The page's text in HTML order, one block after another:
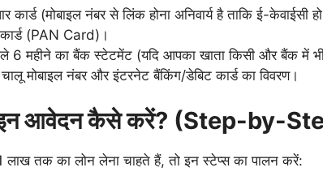
कार्ड (मोबाइल नंबर से लिंक होना अनिवार्य है ताकि ई-केवाईसी
(PAN Card)।
6 महीने का बैंक स्टेटमेंट (यदि आपका खाता किसी और बैंक में
मोबाइल नंबर और इंटरनेट बैंकिंग/डेबिट कार्ड का विवरण।
आवेदन कैसे करें? (Step-by-
तक का लोन लेना चाहते हैं, तो इन स्टेप्स का पालन करें: